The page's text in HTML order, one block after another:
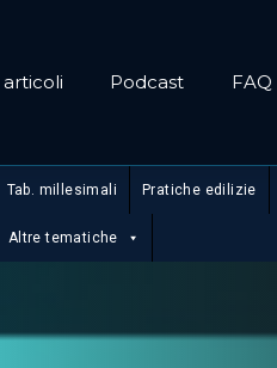
Podcast FAQ
Tab. millesimali Pratiche edilizie
Altre tematiche